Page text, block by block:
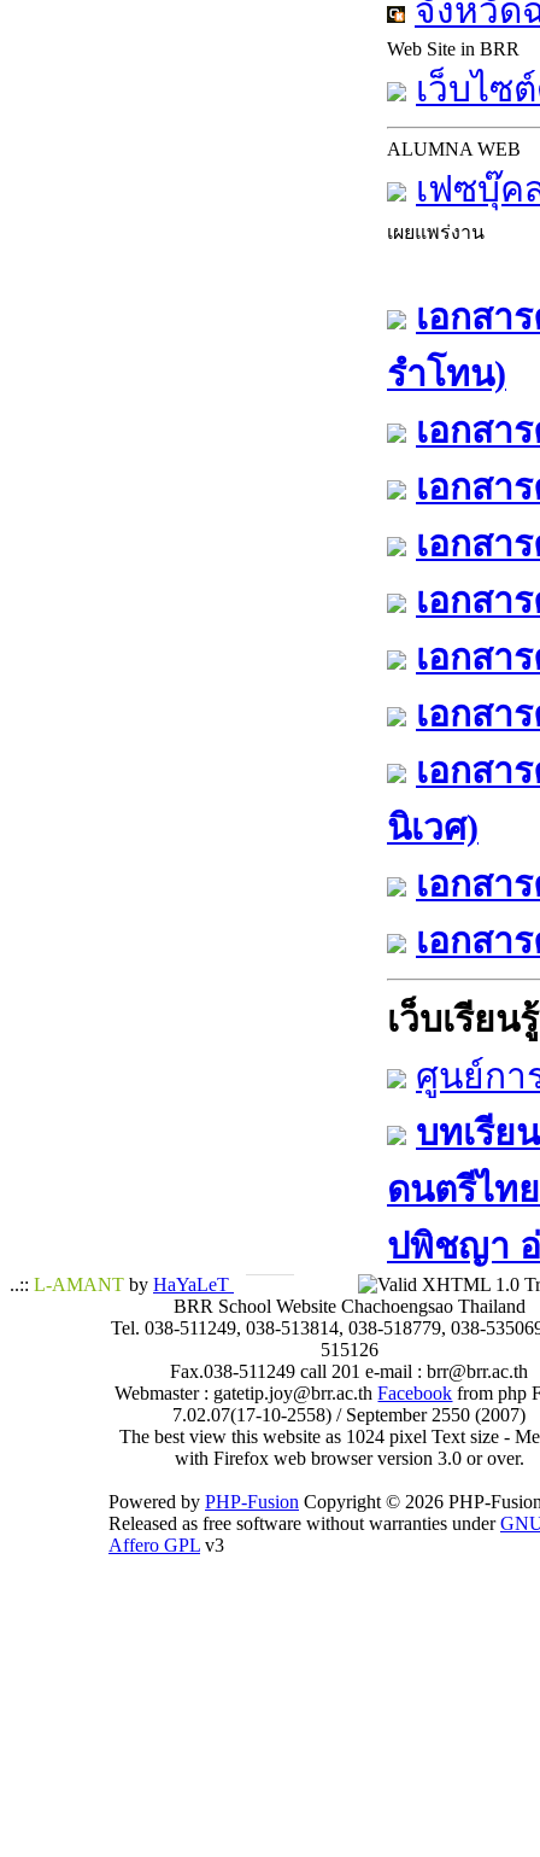
จังหวัด
Web Site in BRR
เว็บไซ
ALUMNA WEB
เฟซบุ๊ค
เผยแพร่งาน
เอกสา
รำโทน)
เอกสา
เอกสา
เอกสา
เอกสา
เอกสา
เอกสา
เอกสา
นิเวศ)
เอกสา
เอกสา
เว็บเรียนรู้
ศูนย์กา
บทเรีย
ดนตรีไท
ปพิชญา​ อ่
..:: L-AMANT by HaYaLeT
BRR School Website Chachoengsao Thailand
Tel. 038-511249, 038-513814, 038-518779, 038-
515126
Fax.038-511249 call 201 e-mail : brr@brr.ac.th
Webmaster : gatetip.joy@brr.ac.thFacebook from php
7.02.07(17-10-2558) / September 2550 (2007)
The best view this website as 1024 pixel Text size -
with Firefox web browser version 3.0 or over.
Powered by PHP-Fusion Copyright © 2026 PHP-
Released as free software without warranties under
Affero GPL v3